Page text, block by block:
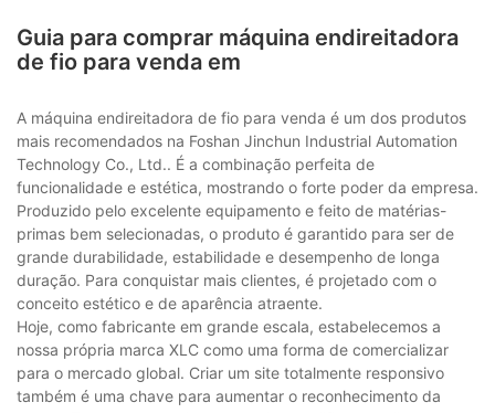
Guia para comprar máquina endireitadora
de fio para venda em
A máquina endireitadora de fio para venda é um dos produtos
mais recomendados na Foshan Jinchun Industrial Automation
Technology Co., Ltd.. É a combinação perfeita de
funcionalidade e estética, mostrando o forte poder da empresa.
Produzido pelo excelente equipamento e feito de matérias-
primas bem selecionadas, o produto é garantido para ser de
grande durabilidade, estabilidade e desempenho de longa
duração. Para conquistar mais clientes, é projetado com o
conceito estético e de aparência atraente.
Hoje, como fabricante em grande escala, estabelecemos a
nossa própria marca XLC como uma forma de comercializar
para o mercado global. Criar um site totalmente responsivo
também é uma chave para aumentar o reconhecimento da